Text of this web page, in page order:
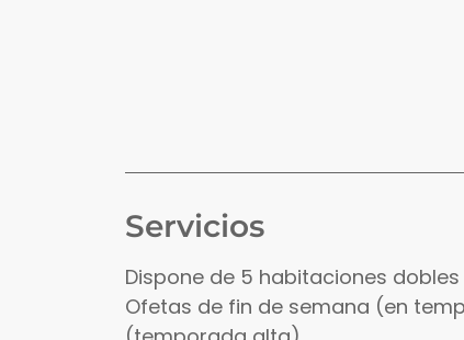
Servicios
Dispone de 5 habitaciones
Ofetas de fin de semana (en